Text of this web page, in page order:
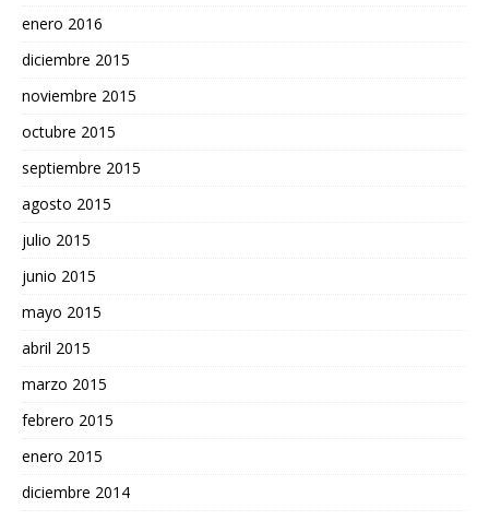
enero 2016
diciembre 2015
noviembre 2015
octubre 2015
septiembre 2015
agosto 2015
julio 2015
junio 2015
mayo 2015
abril 2015
marzo 2015
febrero 2015
enero 2015
diciembre 2014